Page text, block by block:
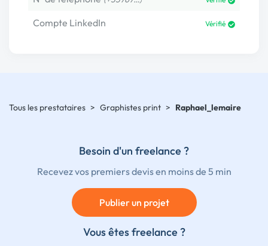
Compte LinkedIn Vérifié
Tous les prestataires > Graphistes print > Raphael_lemaire
Besoin d'un freelance ?
Recevez vos premiers devis en moins de 5 min
Publier un projet
Vous êtes freelance ?